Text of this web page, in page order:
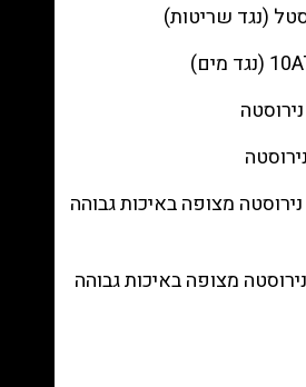
(נגד שריטות)
ציפוי רצועה: 316 נירוסטה מצופה באיכות גבוהה
ציפוי אבזם: 316 נירוסטה מצופה באיכות גבוהה